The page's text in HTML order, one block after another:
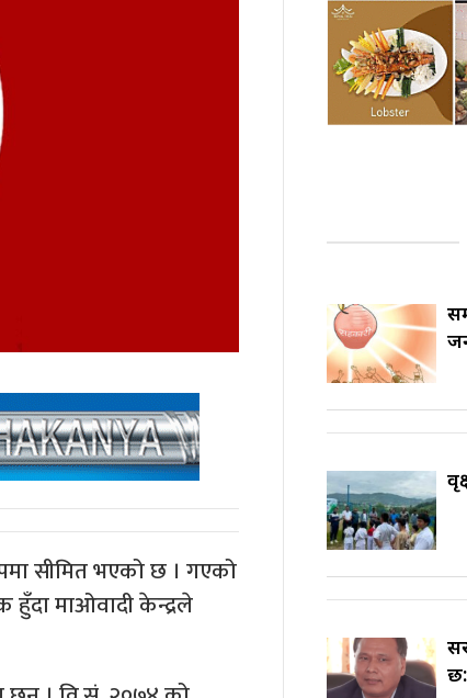
सीमित भएको छ । गएको
हुँदा माओवादी केन्द्रले